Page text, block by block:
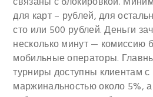
для карт – рублей, для
сто или 500 рублей. Деньги
несколько минут — комиссию
мобильные операторы.
турниры доступны клиентам с
маржинальностью около 5%,